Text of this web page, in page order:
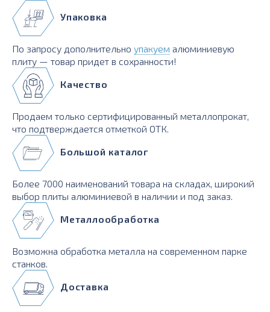
Упаковка
По запросу дополнительно упакуем алюминиевую
плиту — товар придет в сохранности!
Качество
Продаем только сертифицированный металлопрокат,
что подтверждается отметкой ОТК.
Большой каталог
Более 7000 наименований товара на складах, широкий
выбор плиты алюминиевой в наличии и под заказ.
Металлообработка
Возможна обработка металла на современном парке
станков.
Доставка